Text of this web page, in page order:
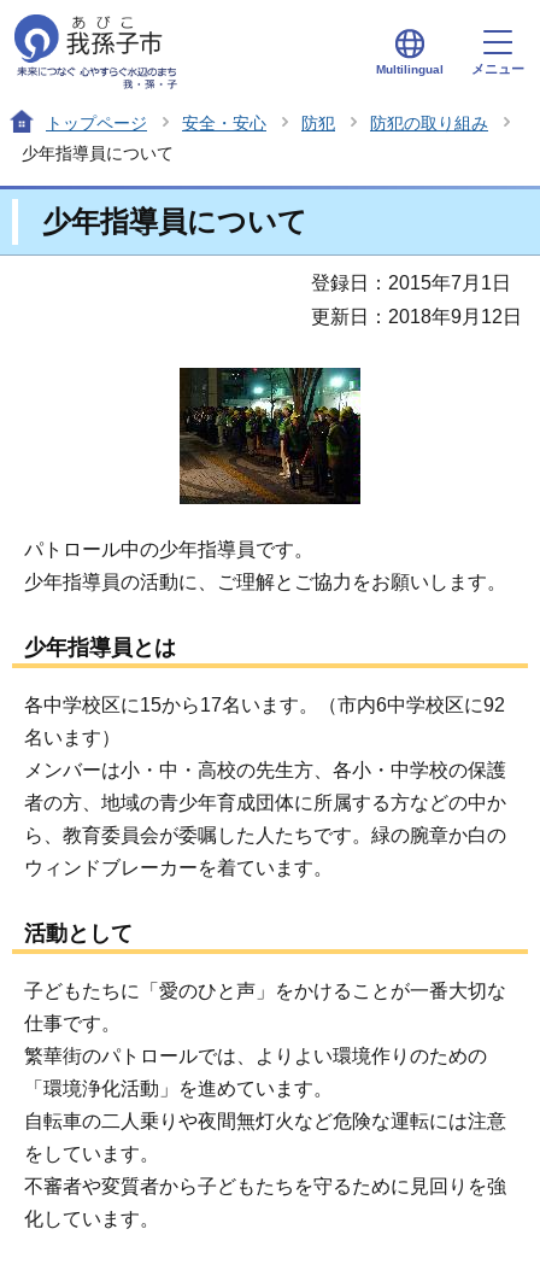
Multilingual メニュー
トップページ 安全・安心 防犯
防犯の取り組み
少年指導員について
少年指導員について
登録日：2015年7月1日
更新日：2018年9月12日
パトロール中の少年指導員です。
少年指導員の活動に、ご理解とご協力をお願いします。
少年指導員とは
各中学校区に15から17名います。（市内6中学校区に92
名います）
メンバーは小・中・高校の先生方、各小・中学校の保護
者の方、地域の青少年育成団体に所属する方などの中か
ら、教育委員会が委嘱した人たちです。緑の腕章か白の
ウィンドブレーカーを着ています。
活動として
子どもたちに「愛のひと声」をかけることが一番大切な
仕事です。
繁華街のパトロールでは、よりよい環境作りのための
「環境浄化活動」を進めています。
自転車の二人乗りや夜間無灯火など危険な運転には注意
をしています。
不審者や変質者から子どもたちを守るために見回りを強
化しています。